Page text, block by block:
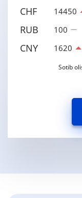
CHF 14450
RUB 100
CNY 1620
Sotib